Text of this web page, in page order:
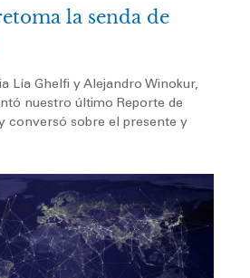
la senda de
Lía Ghelfi y Alejandro Winokur,
nuestro último Reporte de
conversó sobre el presente y